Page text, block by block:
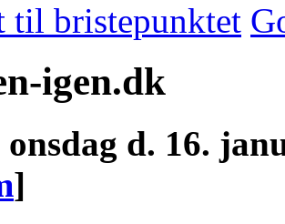
til bristepunktet
igen.dk
onsdag d. 16.
]